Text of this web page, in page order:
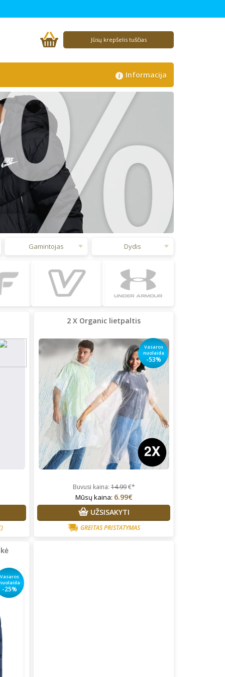
Jūsų krepšelis tuščias
Informacija
%
Gamintojas Dydis
2 X Organic lietpaltis
Vasaros
nuolaida
-53%
Buvusi kaina:14.99€*
Mūsų kaina: 6.99€
UŽSISAKYTI
GREITAS PRISTATYMAS
Vasaros
-25%